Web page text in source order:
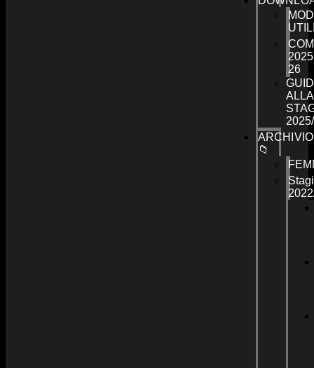
26
ALLA
ARCHIVIO
📁